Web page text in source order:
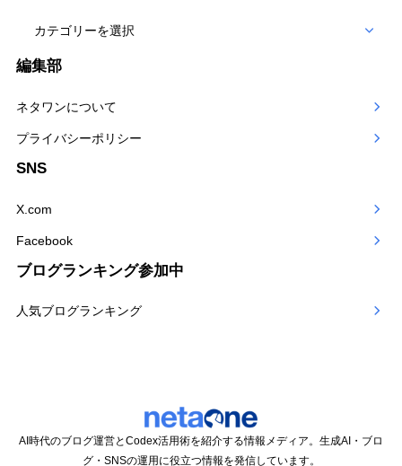
テ
リー
編集部
ネタワンについて
プライバシーポリシー
SNS
X.com
Facebook
ブログランキング参加中
人気ブログランキング
AI時代のブログ運営とCodex活用術を紹介する情報メディア。生成AI・ブロ
グ・SNSの運用に役立つ情報を発信しています。